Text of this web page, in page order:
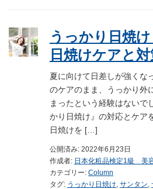
うっかり日焼
日焼けケアと
夏に向けて日差しが強くな
のケアのまま、うっかり外
まったという経験はないで
かり日焼け』の対応とケア
日焼けを […]
公開済み: 2022年6月23日
作成者: 日本化粧品検定1級 美
カテゴリー: Column
タグ: うっかり日焼け, サンタン,